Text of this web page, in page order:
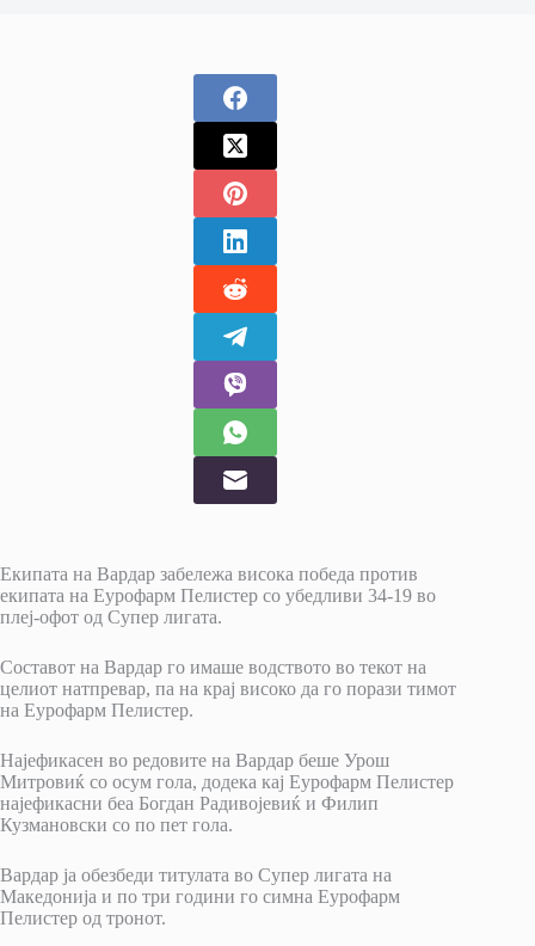
Екипата на Вардар забележа висока победа против
екипата на Еурофарм Пелистер со убедливи 34-19 во
плеј-офот од Супер лигата.
Составот на Вардар го имаше водството во текот на
целиот натпревар, па на крај високо да го порази тимот
на Еурофарм Пелистер.
Најефикасен во редовите на Вардар беше Урош
Митровиќ со осум гола, додека кај Еурофарм Пелистер
најефикасни беа Богдан Радивојевиќ и Филип
Кузмановски со по пет гола.
Вардар ја обезбеди титулата во Супер лигата на
Македонија и по три години го симна Еурофарм
Пелистер од тронот.